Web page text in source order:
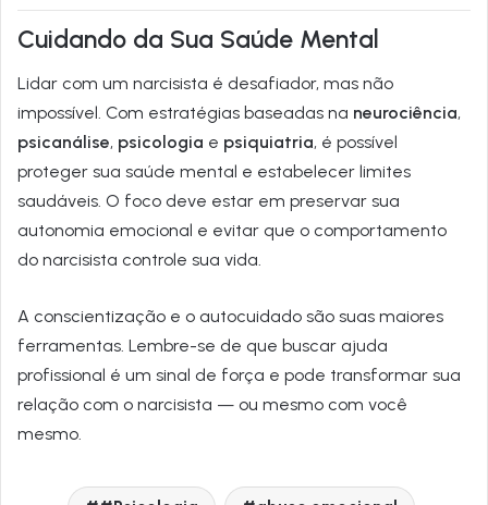
Cuidando da Sua Saúde Mental
Lidar com um narcisista é desafiador, mas não
impossível. Com estratégias baseadas na neurociência,
psicanálise, psicologia e psiquiatria, é possível
proteger sua saúde mental e estabelecer limites
saudáveis. O foco deve estar em preservar sua
autonomia emocional e evitar que o comportamento
do narcisista controle sua vida.
A conscientização e o autocuidado são suas maiores
ferramentas. Lembre-se de que buscar ajuda
profissional é um sinal de força e pode transformar sua
relação com o narcisista — ou mesmo com você
mesmo.